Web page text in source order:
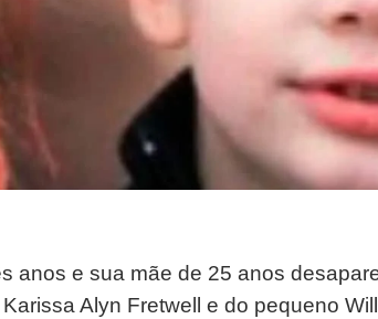
anos e sua mãe de 25 anos
Alyn Fretwell e do pequeno